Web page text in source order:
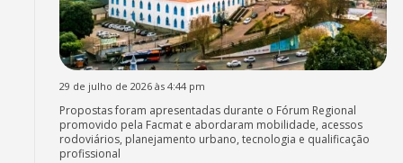
29 de julho de 2026 às 4:44 pm
Propostas foram apresentadas durante o Fórum Regional
promovido pela Facmat e abordaram mobilidade, acessos
rodoviários, planejamento urbano, tecnologia e qualificação
profissional